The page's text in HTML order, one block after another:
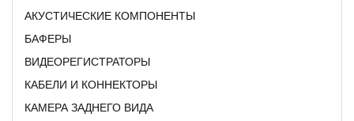
АКУСТИЧЕСКИЕ КОМПОНЕНТЫ
БАФЕРЫ
ВИДЕОРЕГИСТРАТОРЫ
КАБЕЛИ И КОННЕКТОРЫ
КАМЕРА ЗАДНЕГО ВИДА